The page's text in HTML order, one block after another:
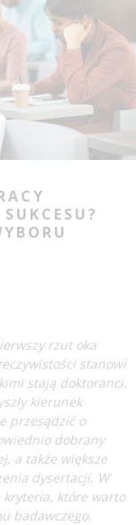
rzut oka
stanowi
stają doktoranci.
kierunek
przesądzić o
dobrany
a także większe
dysertacji. W
które warto
badawczego.